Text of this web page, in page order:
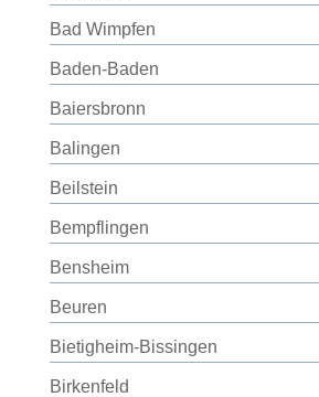
Bad Wimpfen
Baden-Baden
Baiersbronn
Balingen
Beilstein
Bempflingen
Bensheim
Beuren
Bietigheim-Bissingen
Birkenfeld